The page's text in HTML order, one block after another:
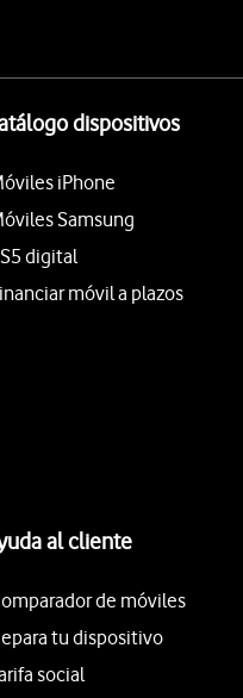
dispositivos
iPhone
Samsung
digital
móvil a plazos
al cliente
de móviles
tu dispositivo
social